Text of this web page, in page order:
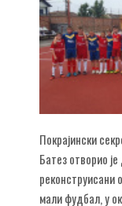
Покрајински
Батез отворио
реконструисани
мали фудбал, у